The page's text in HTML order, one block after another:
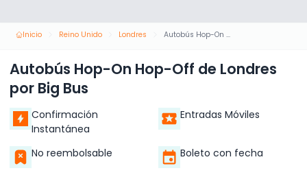
Inicio Reino Unido Londres Autobús Hop-On Hop-Off de Londres por Big Bus
Autobús Hop-On Hop-Off de Londres
por Big Bus
Confirmación
Instantánea
Entradas Móviles
No reembolsable Boleto con fecha